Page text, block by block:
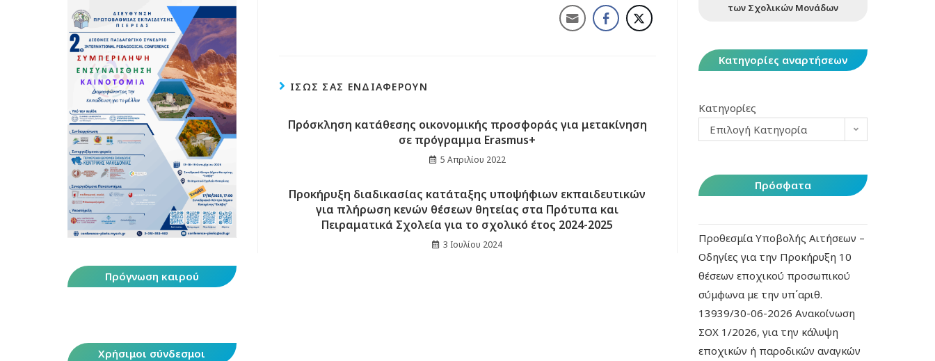
ΊΣΩΣ ΣΑΣ ΕΝΔΙΑΦΈΡΟΥΝ
Πρόσκληση κατάθεσης οικονομικής προσφοράς για μετακίνηση
σε πρόγραμμα Erasmus+
5 Απριλίου 2022
Προκήρυξη διαδικασίας κατάταξης υποψήφιων εκπαιδευτικών
για πλήρωση κενών θέσεων θητείας στα Πρότυπα και
Πειραματικά Σχολεία για το σχολικό έτος 2024-2025
3 Ιουλίου 2024
Πρόγνωση καιρού
Χρήσιμοι σύνδεσμοι
των Σχολικών Μονάδων
Κατηγορίες αναρτήσεων
Κατηγορίες
Επιλογή Κατηγορία
Πρόσφατα
Προθεσμία Υποβολής Αιτήσεων –
Οδηγίες για την Προκήρυξη 10
θέσεων εποχικού προσωπικού
σύμφωνα με την υπ΄αριθ.
13939/30-06-2026 Ανακοίνωση
ΣΟΧ 1/2026, για την κάλυψη
εποχικών ή παροδικών αναγκών